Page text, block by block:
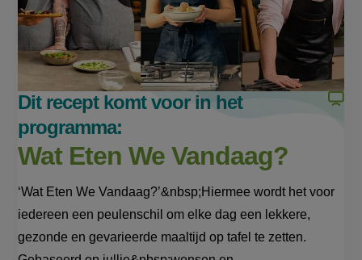
venster,
externe
link)
venster,
externe
link)
Dit recept komt voor in het
programma:
Wat Eten We Vandaag?
‘Wat Eten We Vandaag?’&nbsp;Hiermee wordt het voor
iedereen een peulenschil om elke dag een lekkere,
gezonde en gevarieerde maaltijd op tafel te zetten.